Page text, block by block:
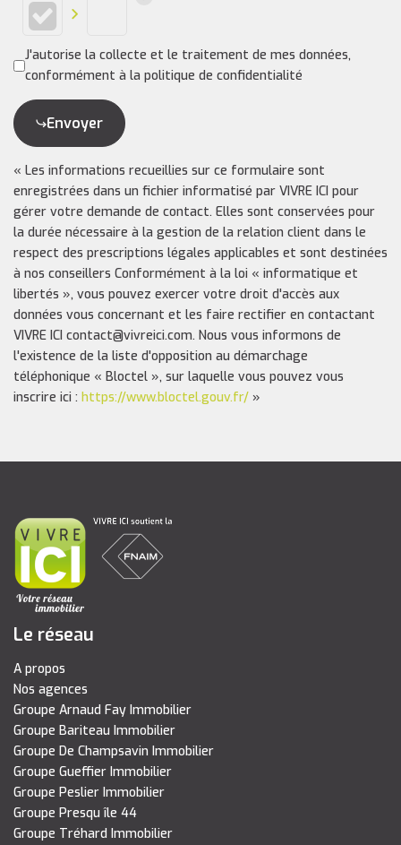
J'autorise la collecte et le traitement de mes données,
conformément à la politique de confidentialité
Envoyer
« Les informations recueillies sur ce formulaire sont
enregistrées dans un fichier informatisé par VIVRE ICI pour
gérer votre demande de contact. Elles sont conservées pour
la durée nécessaire à la gestion de la relation client dans le
respect des prescriptions légales applicables et sont destinées
à nos conseillers Conformément à la loi « informatique et
libertés », vous pouvez exercer votre droit d'accès aux
données vous concernant et les faire rectifier en contactant
VIVRE ICI contact@vivreici.com. Nous vous informons de
l'existence de la liste d'opposition au démarchage
téléphonique « Bloctel », sur laquelle vous pouvez vous
inscrire ici : https://www.bloctel.gouv.fr/ »
Le réseau
A propos
Nos agences
Groupe Arnaud Fay Immobilier
Groupe Bariteau Immobilier
Groupe De Champsavin Immobilier
Groupe Gueffier Immobilier
Groupe Peslier Immobilier
Groupe Presqu île 44
Groupe Tréhard Immobilier